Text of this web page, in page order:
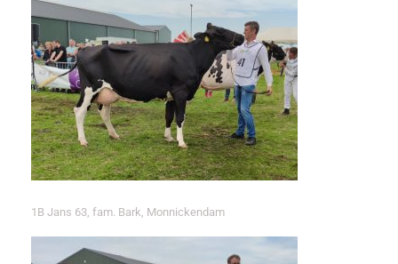
1B Jans 63, fam. Bark, Monnickendam